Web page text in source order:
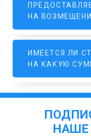
НА
ИМЕЕТСЯ ЛИ
НА КАКУЮ
НАШЕ